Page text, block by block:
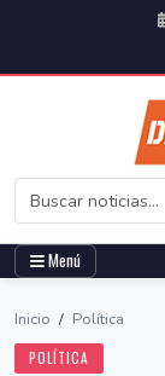
Menú
Inicio / Política
POLÍTICA